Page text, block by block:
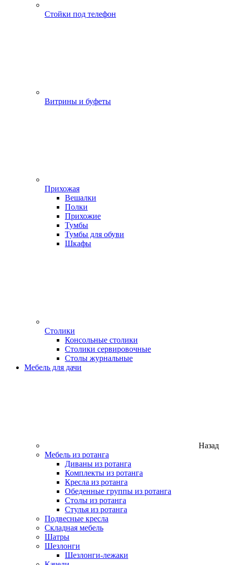
Стойки под телефон
Витрины и буфеты
Прихожая
Вешалки
Полки
Прихожие
Тумбы
Тумбы для обуви
Шкафы
Столики
Консольные столики
Столики сервировочные
Столы журнальные
Мебель для дачи
Назад
Мебель из ротанга
Диваны из ротанга
Комплекты из ротанга
Кресла из ротанга
Обеденные группы из ротанга
Столы из ротанга
Стулья из ротанга
Подвесные кресла
Складная мебель
Шатры
Шезлонги
Шезлонги-лежаки